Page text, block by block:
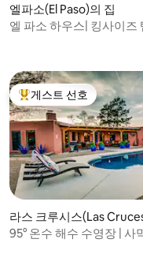
점 만점), 후기 113개
엘파소(El Paso)의 집
엘 파소 하우스| 킹사이즈
만점), 후기 218개
상위 게스트 선호
게스트 선호
라스 크루시스(Las
95° 온수 해수 수영장 | 사